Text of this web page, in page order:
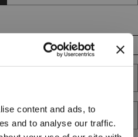
content and ads, to
and to analyse our traffic.
XL XXL
ØNSKESKYEN